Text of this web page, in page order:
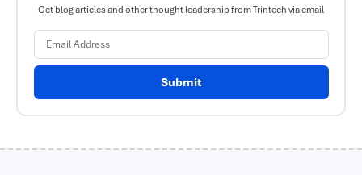
Get blog articles and other thought leadership from Trintech via email
Submit